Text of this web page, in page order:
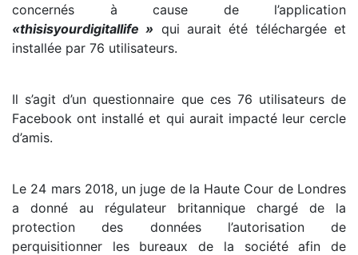
concernés à cause de l’application
«thisisyourdigitallife » qui aurait été téléchargée et
installée par 76 utilisateurs.
Il s’agit d’un questionnaire que ces 76 utilisateurs de
Facebook ont installé et qui aurait impacté leur cercle
d’amis.
Le 24 mars 2018, un juge de la Haute Cour de Londres
a donné au régulateur britannique chargé de la
protection des données l’autorisation de
perquisitionner les bureaux de la société afin de